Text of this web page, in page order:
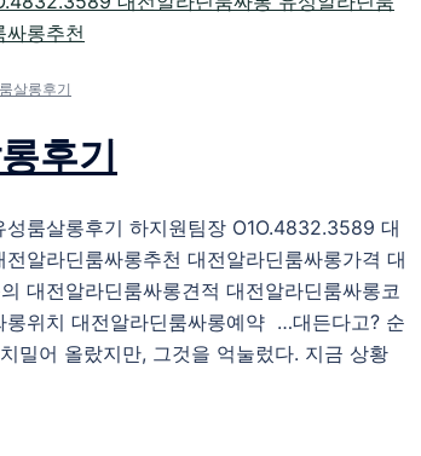
살롱후기
후기
성룸살롱후기 하지원팀장 O1O.4832.3589 대
알라딘룸싸롱추천 대전알라딘룸싸롱가격 대
대전알라딘룸싸롱견적 대전알라딘룸싸롱코
롱위치 대전알라딘룸싸롱예약 …대든다고? 순
밀어 올랐지만, 그것을 억눌렀다. 지금 상황